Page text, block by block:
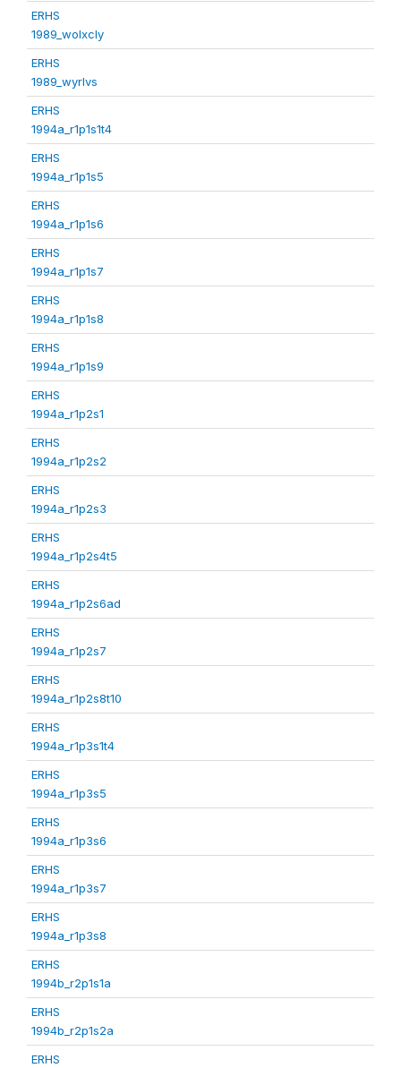
ERHS
1989_wolxcly
ERHS
1989_wyrlvs
ERHS
1994a_r1p1s1t4
ERHS
1994a_r1p1s5
ERHS
1994a_r1p1s6
ERHS
1994a_r1p1s7
ERHS
1994a_r1p1s8
ERHS
1994a_r1p1s9
ERHS
1994a_r1p2s1
ERHS
1994a_r1p2s2
ERHS
1994a_r1p2s3
ERHS
1994a_r1p2s4t5
ERHS
1994a_r1p2s6ad
ERHS
1994a_r1p2s7
ERHS
1994a_r1p2s8t10
ERHS
1994a_r1p3s1t4
ERHS
1994a_r1p3s5
ERHS
1994a_r1p3s6
ERHS
1994a_r1p3s7
ERHS
1994a_r1p3s8
ERHS
1994b_r2p1s1a
ERHS
1994b_r2p1s2a
ERHS